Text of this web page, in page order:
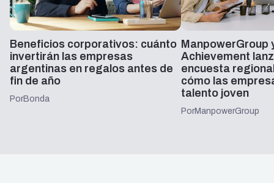
Beneficios corporativos: cuánto
invertirán las empresas
argentinas en regalos antes de
fin de año
PorBonda
ManpowerGroup
Achievement
encuesta
cómo las
talento joven
PorManpowerGroup